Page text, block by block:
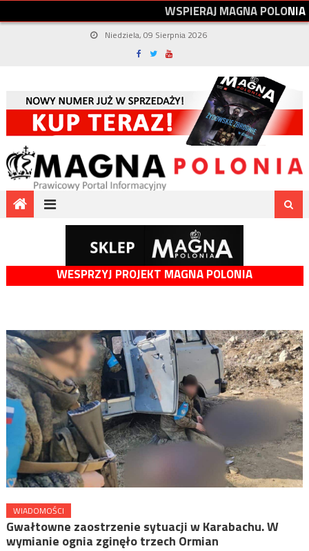
WSPIERAJMAGNAPOLONIA
Niedziela, 09 Sierpnia 2026
WESPRZYJ PROJEKT MAGNA POLONIA
WIADOMOŚCI
Gwałtowne zaostrzenie sytuacji w Karabachu. W
wymianie ognia zginęło trzech Ormian